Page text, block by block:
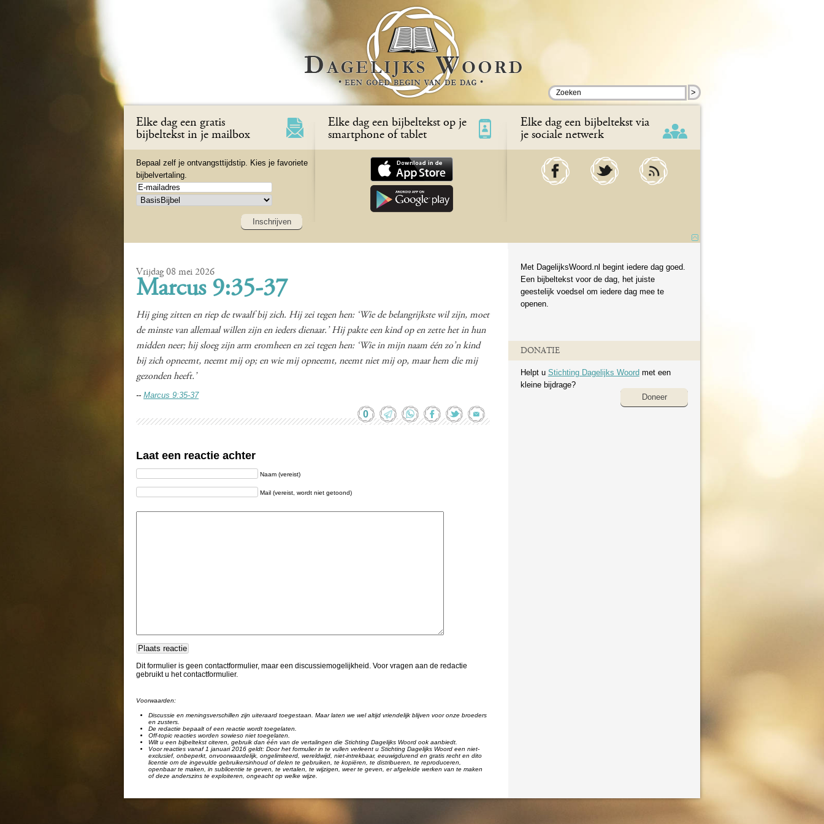
>
Elke dag een gratis
bijbeltekst in je mailbox
Bepaal zelf je ontvangsttijdstip. Kies je favoriete
bijbelvertaling.
Inschrijven
Elke dag een bijbeltekst op je
smartphone of tablet
Elke dag een bijbeltekst via
je sociale netwerk
Vrijdag 08 mei 2026
Marcus 9:35-37
Hij ging zitten en riep de twaalf bij zich. Hij zei tegen hen: ‘Wie de belangrijkste wil zijn, moet
de minste van allemaal willen zijn en ieders dienaar.’ Hij pakte een kind op en zette het in hun
midden neer; hij sloeg zijn arm eromheen en zei tegen hen: ‘Wie in mijn naam één zo’n kind
bij zich opneemt, neemt mij op; en wie mij opneemt, neemt niet mij op, maar hem die mij
gezonden heeft.’
-- Marcus 9:35-37
0
Laat een reactie achter
Naam (vereist)
Mail (vereist, wordt niet getoond)
Dit formulier is geen contactformulier, maar een discussiemogelijkheid. Voor vragen aan de redactie
gebruikt u het contactformulier.
Voorwaarden:
Discussie en meningsverschillen zijn uiteraard toegestaan. Maar laten we wel altijd vriendelijk blijven voor onze broeders
en zusters.
De redactie bepaalt of een reactie wordt toegelaten.
Off-topic reacties worden sowieso niet toegelaten.
Wilt u een bijbeltekst citeren, gebruik dan één van de vertalingen die Stichting Dagelijks Woord ook aanbiedt.
Voor reacties vanaf 1 januari 2016 geldt: Door het formulier in te vullen verleent u Stichting Dagelijks Woord een niet-
exclusief, onbeperkt, onvoorwaardelijk, ongelimiteerd, wereldwijd, niet-intrekbaar, eeuwigdurend en gratis recht en dito
licentie om de ingevulde gebruikersinhoud of delen te gebruiken, te kopiëren, te distribueren, te reproduceren,
openbaar te maken, in sublicentie te geven, te vertalen, te wijzigen, weer te geven, er afgeleide werken van te maken
of deze anderszins te exploiteren, ongeacht op welke wijze.
Met DagelijksWoord.nl begint iedere dag goed.
Een bijbeltekst voor de dag, het juiste
geestelijk voedsel om iedere dag mee te
openen.
DONATIE
Helpt u Stichting Dagelijks Woord met een
kleine bijdrage?
Doneer